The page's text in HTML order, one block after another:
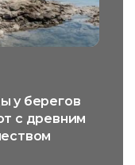
у берегов
с древним